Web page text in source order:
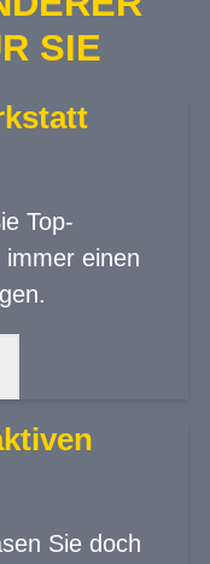
SIE
Top-
einen
Sie doch